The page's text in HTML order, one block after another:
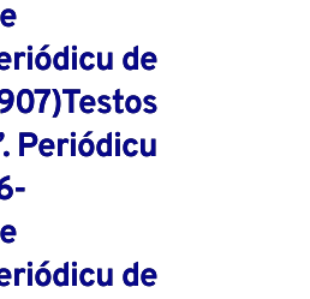
de
Periódicu
de